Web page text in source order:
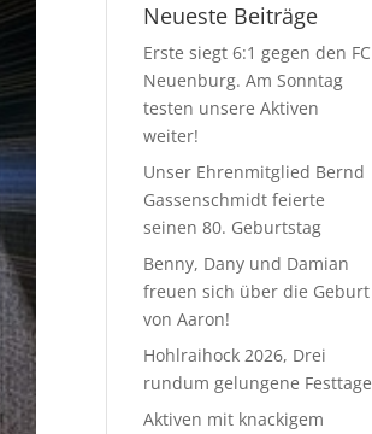
Neueste Beiträge
Erste siegt 6:1 gegen den FC
Neuenburg. Am Sonntag
testen unsere Aktiven
weiter!
Unser Ehrenmitglied Bernd
Gassenschmidt feierte
seinen 80. Geburtstag
Benny, Dany und Damian
freuen sich über die Geburt
von Aaron!
Hohlraihock 2026, Drei
rundum gelungene Festtage
Aktiven mit knackigem